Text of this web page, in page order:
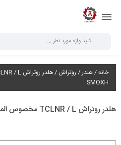
خانه/هلدر/ روتراش
SMOXH
هلدر روتراش TCLNR / L مخصوس الماس CNMG با برند SMOXH